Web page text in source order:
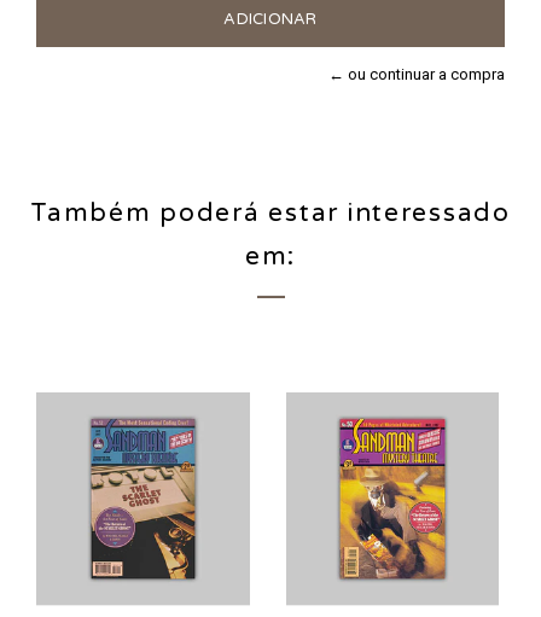
← ou continuar a compra
Também poderá estar interessado
em: